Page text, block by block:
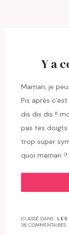
Y a
Maman, je
Pis après
dis dis dis !!
pas tes doigts
trop super
quoi maman
CLASSÉ DANS :
36 COMMENTAIRES